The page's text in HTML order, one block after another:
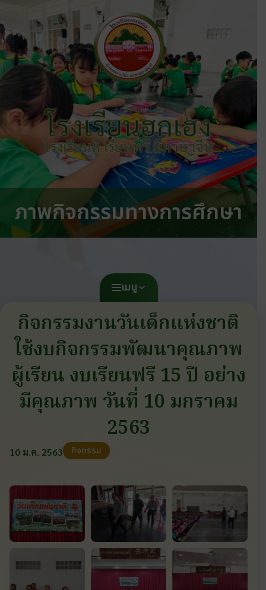
โรงเรียนฮกเฮง
โรงเรียนดี เรียนฟรี มีภาษาจีน
ภาพกิจกรรมทางการศึกษา
เมนู
กิจกรรมงานวันเด็กแห่งชาติ
ใช้งบกิจกรรมพัฒนาคุณภาพ
ผู้เรียน งบเรียนฟรี 15 ปี อย่าง
มีคุณภาพ วันที่ 10 มกราคม
2563
10 ม.ค. 2563 กิจกรรม